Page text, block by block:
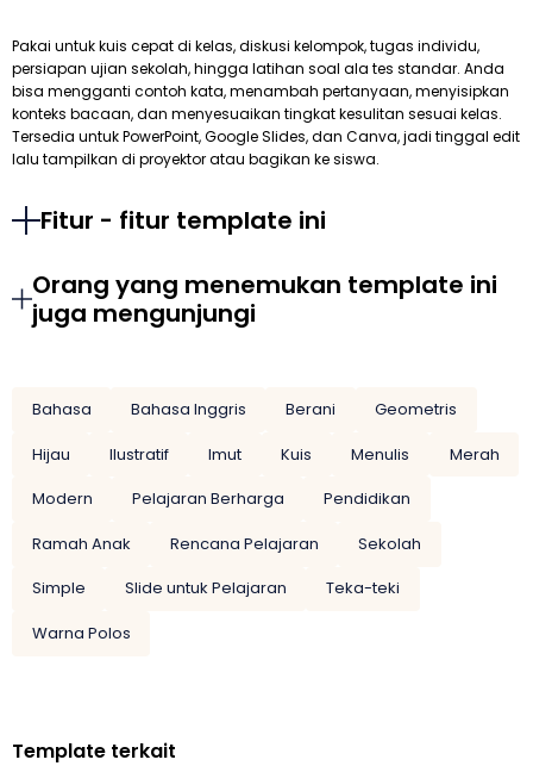
Pakai untuk kuis cepat di kelas, diskusi kelompok, tugas individu,
persiapan ujian sekolah, hingga latihan soal ala tes standar. Anda
bisa mengganti contoh kata, menambah pertanyaan, menyisipkan
konteks bacaan, dan menyesuaikan tingkat kesulitan sesuai kelas.
Tersedia untuk PowerPoint, Google Slides, dan Canva, jadi tinggal edit
lalu tampilkan di proyektor atau bagikan ke siswa.
Fitur - fitur template ini
Orang yang menemukan template ini
juga mengunjungi
Bahasa Bahasa Inggris Berani
Geometris
Hijau
Ilustratif Imut Kuis Menulis
Merah
Modern
Pelajaran Berharga
Pendidikan
Ramah Anak
Rencana Pelajaran
Sekolah
Simple
Slide untuk Pelajaran
Teka-teki
Warna Polos
Template terkait